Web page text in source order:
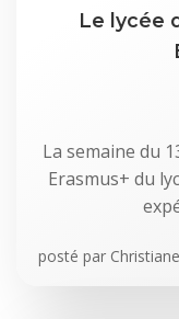
Le lycée
La semaine du
Erasmus+ du
posté par